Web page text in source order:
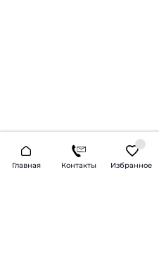
Главная Контакты Избранное
2026 © Продажа и
Доставка по